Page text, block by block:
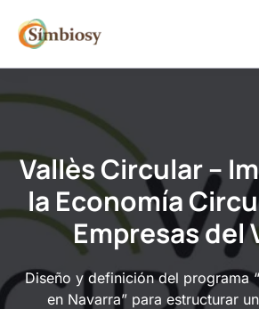
contenido
Vallès Circular –
la Economía
Empresas del
Diseño y definición del programa
en Navarra” para estructurar